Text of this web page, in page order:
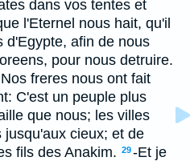
dans vos tentes et
l'Eternel nous hait, qu'il
d'Egypte, afin de nous
pour nous detruire.
Nos freres nous ont fait
C'est un peuple plus
que nous; les villes
cieux; et de
fils des Anakim. 29-Et je